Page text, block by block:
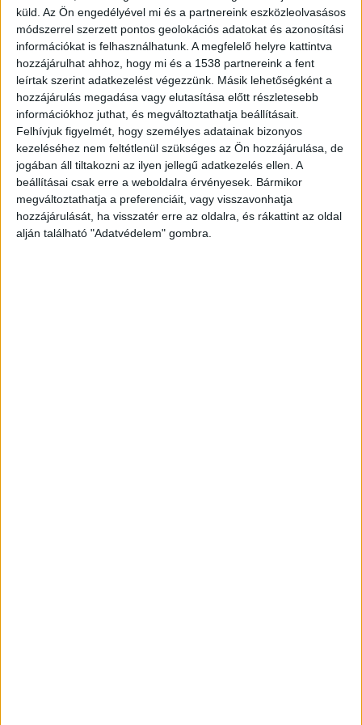
küld. Az Ön engedélyével mi és a partnereink eszközleolvasásos
módszerrel szerzett pontos geolokációs adatokat és azonosítási
információkat is felhasználhatunk. A megfelelő helyre kattintva
hozzájárulhat ahhoz, hogy mi és a 1538 partnereink a fent
leírtak szerint adatkezelést végezzünk. Másik lehetőségként a
hozzájárulás megadása vagy elutasítása előtt részletesebb
információkhoz juthat, és megváltoztathatja beállításait.
Felhívjuk figyelmét, hogy személyes adatainak bizonyos
kezeléséhez nem feltétlenül szükséges az Ön hozzájárulása, de
jogában áll tiltakozni az ilyen jellegű adatkezelés ellen. A
beállításai csak erre a weboldalra érvényesek. Bármikor
megváltoztathatja a preferenciáit, vagy visszavonhatja
hozzájárulását, ha visszatér erre az oldalra, és rákattint az oldal
alján található "Adatvédelem" gombra.
Megtalálták a holttestét